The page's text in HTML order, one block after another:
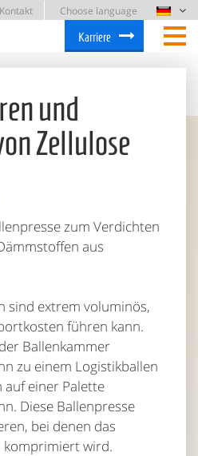
Kontakt
Choose language
Karriere
und
Zellulose
zum Verdichten
aus
sind extrem voluminös,
führen kann.
Ballenkammer
zu einem Logistikballen
auf einer Palette
Diese Ballenpresse
bei denen das
komprimiert wird.